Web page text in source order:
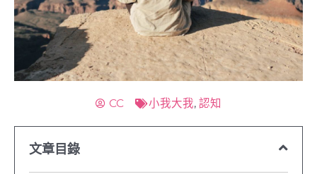
CC 小我大我, 認知
文章目錄